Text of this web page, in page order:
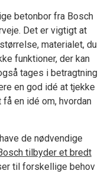
betonbor fra Bosch
Det er vigtigt at
materialet, du
funktioner, der kan
tages i betragtning
en god idé at tjekke
en idé om, hvordan
de nødvendige
tilbyder et bredt
til forskellige behov